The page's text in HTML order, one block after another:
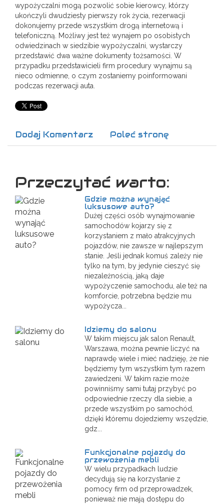
wypożyczalni mogą pozwolić sobie kierowcy, którzy
ukończyli dwudziesty pierwszy rok życia, rezerwacji
dokonujemy przede wszystkim drogą internetową i
telefoniczną. Możliwy jest też wynajem po osobistych
odwiedzinach w siedzibie wypożyczalni, wystarczy
przedstawić dwa ważne dokumenty tożsamości. W
przypadku przedstawicieli firm procedury wynajmu są
nieco odmienne, o czym zostaniemy poinformowani
podczas rezerwacji auta.
Dodaj Komentarz Poleć stronę
Przeczytać warto:
Gdzie można wynająć
luksusowe auto?
Dużej części osób wynajmowanie
samochodów kojarzy się z
korzystaniem z mało atrakcyjnych
pojazdów, nie zawsze w najlepszym
stanie. Jeśli jednak komuś zależy nie
tylko na tym, by jedynie cieszyć się
niezależnością, jaką daje
wypożyczenie samochodu, ale też na
komforcie, potrzebna będzie mu
wypożycza...
Idziemy do salonu
W takim miejscu jak salon Renault,
Warszawa, można pewnie liczyć na
naprawdę wiele i mieć nadzieję, że nie
będziemy tym wszystkim tym razem
zawiedzeni. W takim razie może
powinniśmy sami tutaj przybyć po
odpowiednie rzeczy dla siebie, a
przede wszystkim po samochód,
dzięki któremu dojedziemy wszędzie,
gdz...
Funkcjonalne pojazdy do
przewożenia mebli
W wielu przypadkach ludzie
decydują się na korzystanie z
pomocy firm od przeprowadzek,
ponieważ nie mają dostępu do